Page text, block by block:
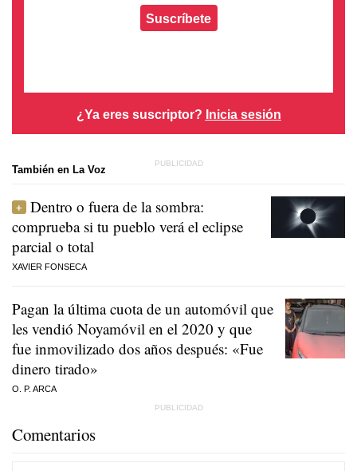
Suscríbete
¿Ya eres suscriptor? Inicia sesión
También en La Voz
Dentro o fuera de la sombra:
comprueba si tu pueblo verá el eclipse
parcial o total
XAVIER FONSECA
Pagan la última cuota de un automóvil que
les vendió Noyamóvil en el 2020 y que
fue inmovilizado dos años después: «Fue
dinero tirado»
O. P. ARCA
Comentarios